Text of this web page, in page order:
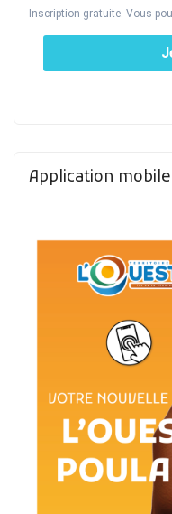
Inscription gratuite. Vous
Application mobile